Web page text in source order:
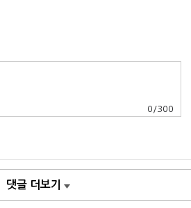
0 /300
댓글 더보기